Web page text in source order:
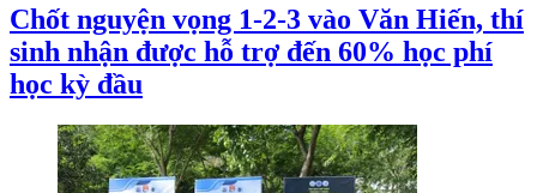
Chốt nguyện vọng 1-2-3 vào Văn Hiến, thí
sinh nhận được hỗ trợ đến 60% học phí
học kỳ đầu